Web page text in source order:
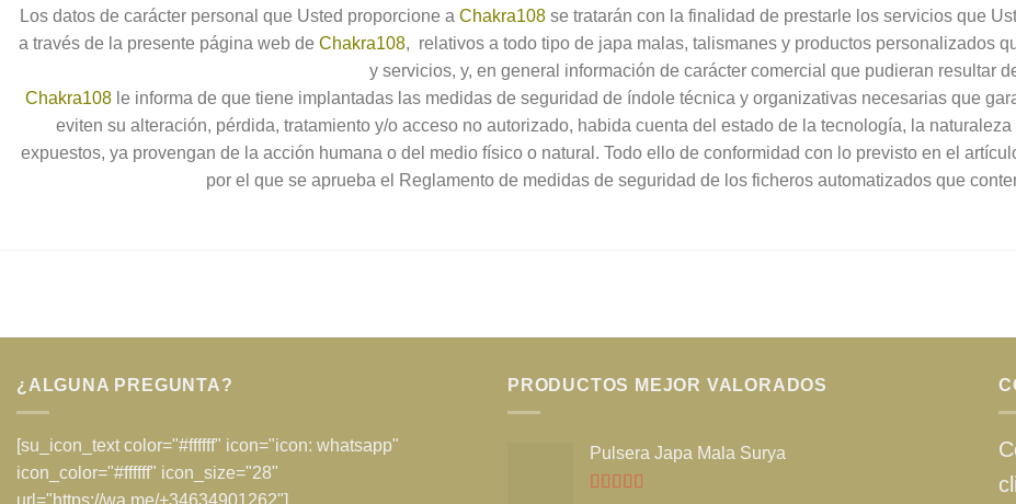
Los datos de carácter personal que Usted proporcione a Chakra108se tratarán con la finalidad de prestarle los servicios que
a través de la presente página web de Chakra108, relativos a todo tipo de japa malas, talismanes y productos personalizados
y servicios, y, en general información de carácter comercial que pudieran resultar
Chakra108 le informa de que tiene implantadas las medidas de seguridad de índole técnica y organizativas necesarias que
eviten su alteración, pérdida, tratamiento y/o acceso no autorizado, habida cuenta del estado de la tecnología, la
expuestos, ya provengan de la acción humana o del medio físico o natural. Todo ello de conformidad con lo previsto en el
por el que se aprueba el Reglamento de medidas de seguridad de los ficheros automatizados que
¿ALGUNA PREGUNTA?
[su_icon_text color="#ffffff" icon="icon: whatsapp"
icon_color="#ffffff" icon_size="28"
url="https://wa.me/+34634901262"]
PRODUCTOS MEJOR VALORADOS
Pulsera Japa Mala Surya